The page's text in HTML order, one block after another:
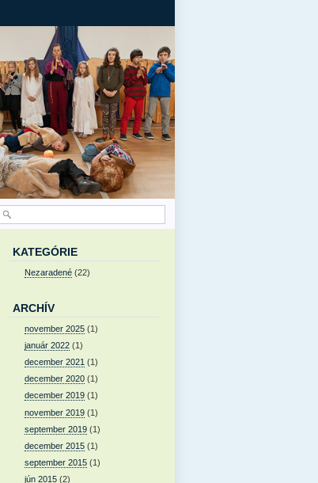
KATEGÓRIE
Nezaradené (22)
ARCHÍV
november 2025 (1)
január 2022 (1)
december 2021 (1)
december 2020 (1)
december 2019 (1)
november 2019 (1)
september 2019 (1)
december 2015 (1)
september 2015 (1)
jún 2015 (2)